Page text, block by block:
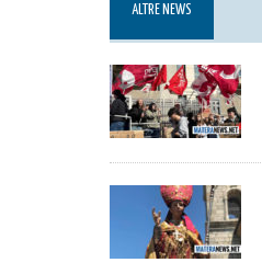
ALTRE NEWS